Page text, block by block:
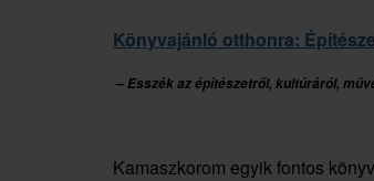
Könyvajánló otthonra:
– Esszék az építészetről, kultúráról,
Kamaszkorom egyik fontos